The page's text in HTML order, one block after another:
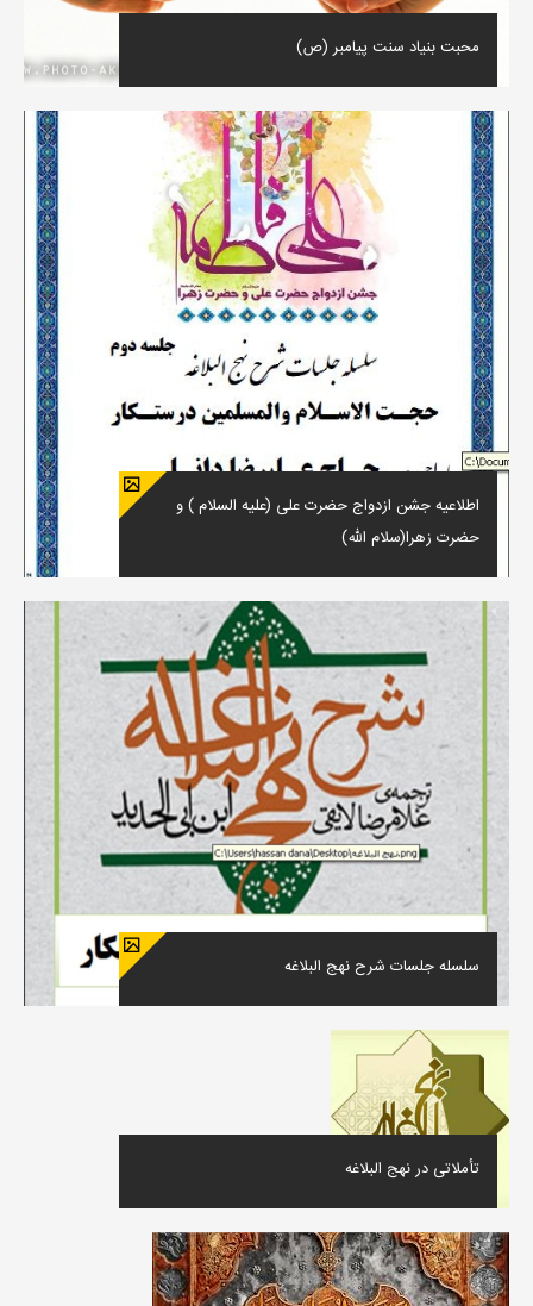
محبت بنیاد سنت پیامبر (ص)
اطلاعیه جشن ازدواج حضرت علی (علیه السلام ) و
حضرت زهرا(سلام الله)
سلسله جلسات شرح نهج البلاغه
تأملاتى در نهج البلاغه